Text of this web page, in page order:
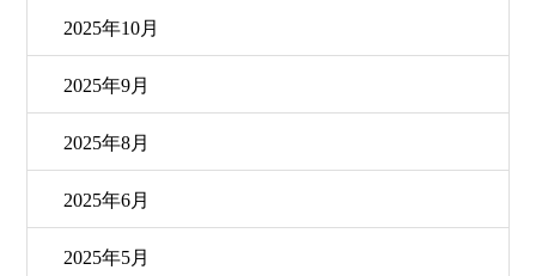
2025年10月
2025年9月
2025年8月
2025年6月
2025年5月